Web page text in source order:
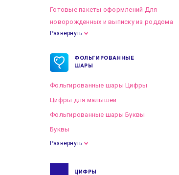
Готовые пакеты оформлений Для
новорожденных и выписку из роддома
Готовые пакеты оформлений на Свадьбу
Развернуть
ФОЛЬГИРОВАННЫЕ
ШАРЫ
Фольгированные шары Цифры
Цифры для малышей
Фольгированные шары Буквы
Буквы
Развернуть
ЦИФРЫ